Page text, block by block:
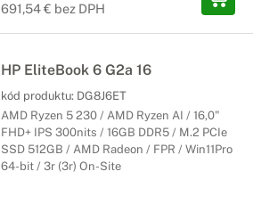
691,54 € bez DPH
HP EliteBook 6 G2a 16
kód produktu: DG8J6ET
AMD Ryzen 5 230 / AMD Ryzen AI / 16,0"
FHD+ IPS 300nits / 16GB DDR5 / M.2 PCIe
SSD 512GB / AMD Radeon / FPR / Win11Pro
64-bit / 3r (3r) On-Site